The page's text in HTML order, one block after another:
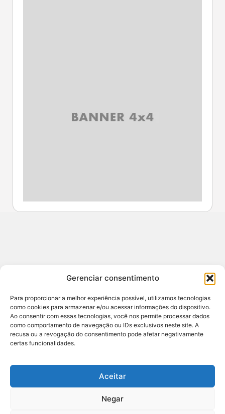
Gerenciar consentimento
Para proporcionar a melhor experiência possível, utilizamos tecnologias
como cookies para armazenar e/ou acessar informações do dispositivo.
Ao consentir com essas tecnologias, você nos permite processar dados
como comportamento de navegação ou IDs exclusivos neste site. A
recusa ou a revogação do consentimento pode afetar negativamente
certas funcionalidades.
Aceitar
Negar
Contato
redacao@sertao24horas.com.br
CNPJ: 29.653.084/0001-44 / Central de Noticias
Sertão e Agreste
ENDEREÇO: RUA JOSE AMORIM 7A ANDAR 1,
SANTANA DO IPANEMA, ALAGOAS - BR
RESPONSÁVEL: DAVI VALÕES (82) 99808-2367